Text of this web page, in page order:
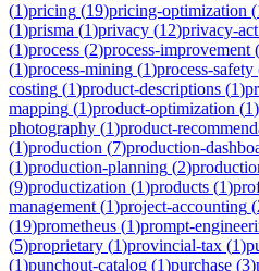
(1)pricing (19)pricing-optimization (
(1)prisma (1)privacy (12)privacy-act
(1)process (2)process-improvement (
(1)process-mining (1)process-safety
costing (1)product-descriptions (1)
mapping (1)product-optimization (1)
photography (1)product-
(1)production (7)production-
(1)production-planning (2)
(9)productization (1)products (1)
management (1)project-accounting (
(19)prometheus (1)prompt-
(5)proprietary (1)provincial-tax (1)
(1)punchout-catalog (1)purchase (3)